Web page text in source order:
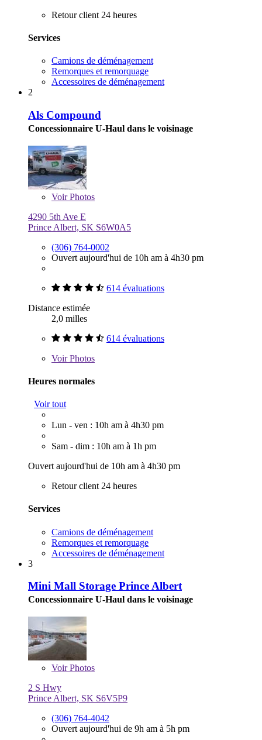
Retour client 24 heures
Services
Camions de déménagement
Remorques et remorquage
Accessoires de déménagement
2
Als Compound
Concessionnaire U-Haul dans le voisinage
VoirPhotos
4290 5th Ave E
Prince Albert, SK S6W0A5
(306) 764-0002
Ouvert aujourd'hui de 10h am à 4h30 pm
614 évaluations
Distance estimée
2,0 milles
614 évaluations
VoirPhotos
Heures normales
Voir tout
Lun - ven : 10h am à 4h30 pm
Sam - dim : 10h am à 1h pm
Ouvert aujourd'hui de 10h am à 4h30 pm
Retour client 24 heures
Services
Camions de déménagement
Remorques et remorquage
Accessoires de déménagement
3
Mini Mall Storage Prince Albert
Concessionnaire U-Haul dans le voisinage
VoirPhotos
2 S Hwy
Prince Albert, SK S6V5P9
(306) 764-4042
Ouvert aujourd'hui de 9h am à 5h pm